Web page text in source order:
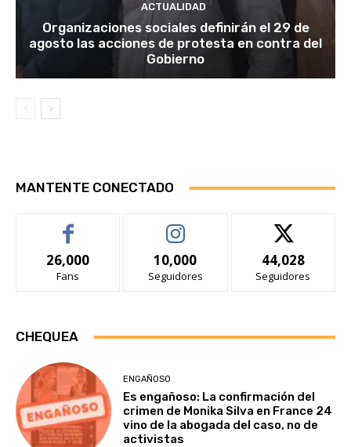
ACTUALIDAD
Organizaciones sociales definirán el 29 de
agosto las acciones de protesta en contra del
Gobierno
MANTENTE CONECTADO
26,000
Fans
10,000
Seguidores
44,028
Seguidores
CHEQUEA
ENGAÑOSO
Es engañoso: La confirmación del
crimen de Monika Silva en France 24
vino de la abogada del caso, no de
activistas